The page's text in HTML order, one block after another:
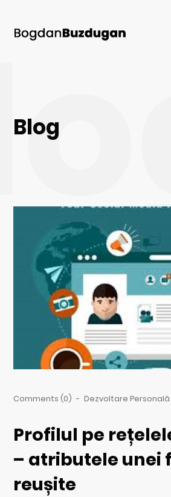
Blog
Comments (0) - Dezvoltare Personală
Profilul pe
– atributele unei
reușite